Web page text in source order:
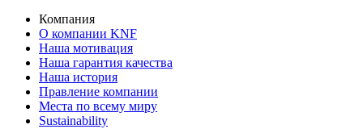
Компания
О компании KNF
Наша мотивация
Наша гарантия качества
Наша история
Правление компании
Места по всему миру
Sustainability